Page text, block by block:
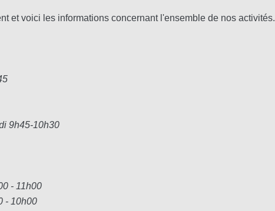
et voici les informations concernant l'ensemble de nos activités.
9h45-10h30
- 11h00
- 10h00